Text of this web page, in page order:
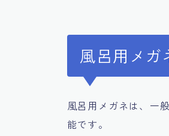
風呂用メガ
風呂用メガネは、一
能です。